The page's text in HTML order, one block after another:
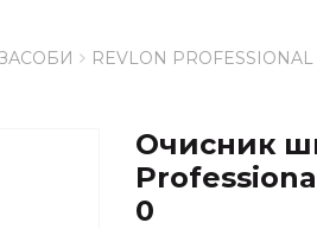
REVLON PROFESSIONAL
Очисник
0